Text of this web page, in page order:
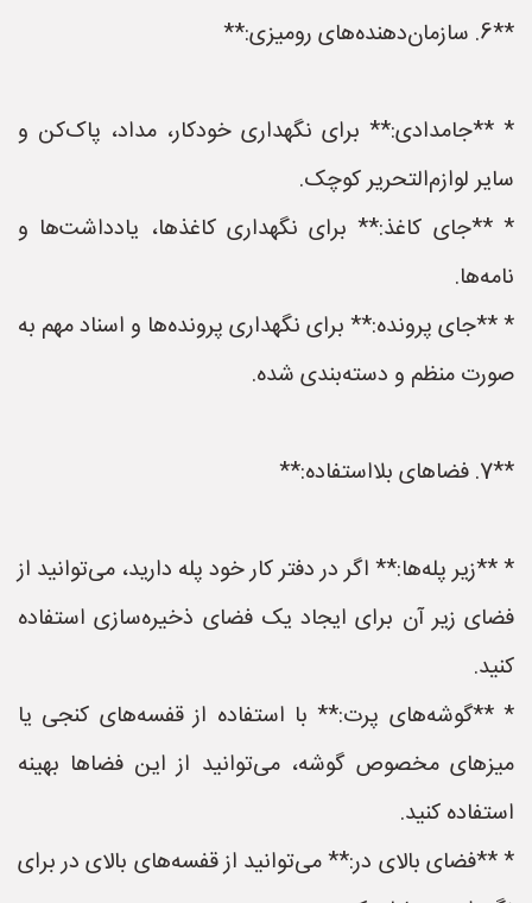
**6. سازمان‌دهنده‌های رومیزی:**
* **جامدادی:** برای نگهداری خودکار، مداد، پاک‌کن و
سایر لوازم‌التحریر کوچک.
* **جای کاغذ:** برای نگهداری کاغذها، یادداشت‌ها و
نامه‌ها.
* **جای پرونده:** برای نگهداری پرونده‌ها و اسناد مهم به
صورت منظم و دسته‌بندی شده.
**7. فضاهای بلااستفاده:**
* **زیر پله‌ها:** اگر در دفتر کار خود پله دارید، می‌توانید از
فضای زیر آن برای ایجاد یک فضای ذخیره‌سازی استفاده
کنید.
* **گوشه‌های پرت:** با استفاده از قفسه‌های کنجی یا
میزهای مخصوص گوشه، می‌توانید از این فضاها بهینه
استفاده کنید.
* **فضای بالای در:** می‌توانید از قفسه‌های بالای در برای